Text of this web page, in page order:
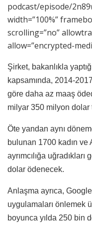
podcast/episode/
width=”100%”
scrolling=”no”
allow=”encrypted-
Şirket, bakanlıkla
kapsamında, 2014-
göre daha az maaş
milyar 350 milyon dolar
Öte yandan aynı
bulunan 1700 kadın ve
ayrımcılığa
dolar ödenecek.
Anlaşma ayrıca,
uygulamaları önlemek
boyunca yılda 250 bin